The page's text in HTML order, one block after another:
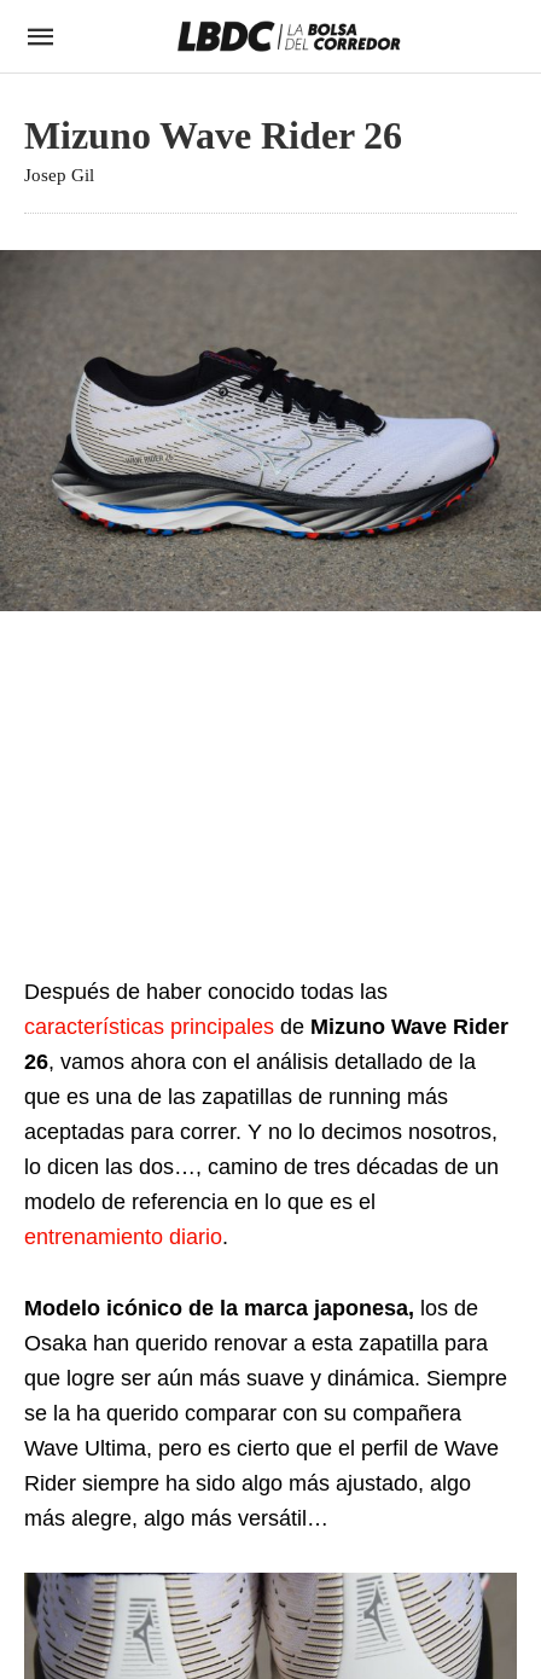
Mizuno Wave Rider 26
Josep Gil
Después de haber conocido todas las
características principales de Mizuno Wave Rider
26, vamos ahora con el análisis detallado de la
que es una de las zapatillas de running más
aceptadas para correr. Y no lo decimos nosotros,
lo dicen las dos…, camino de tres décadas de un
modelo de referencia en lo que es el
entrenamiento diario.
Modelo icónico de la marca japonesa, los de
Osaka han querido renovar a esta zapatilla para
que logre ser aún más suave y dinámica. Siempre
se la ha querido comparar con su compañera
Wave Ultima, pero es cierto que el perfil de Wave
Rider siempre ha sido algo más ajustado, algo
más alegre, algo más versátil…